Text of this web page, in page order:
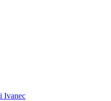
Ivanec